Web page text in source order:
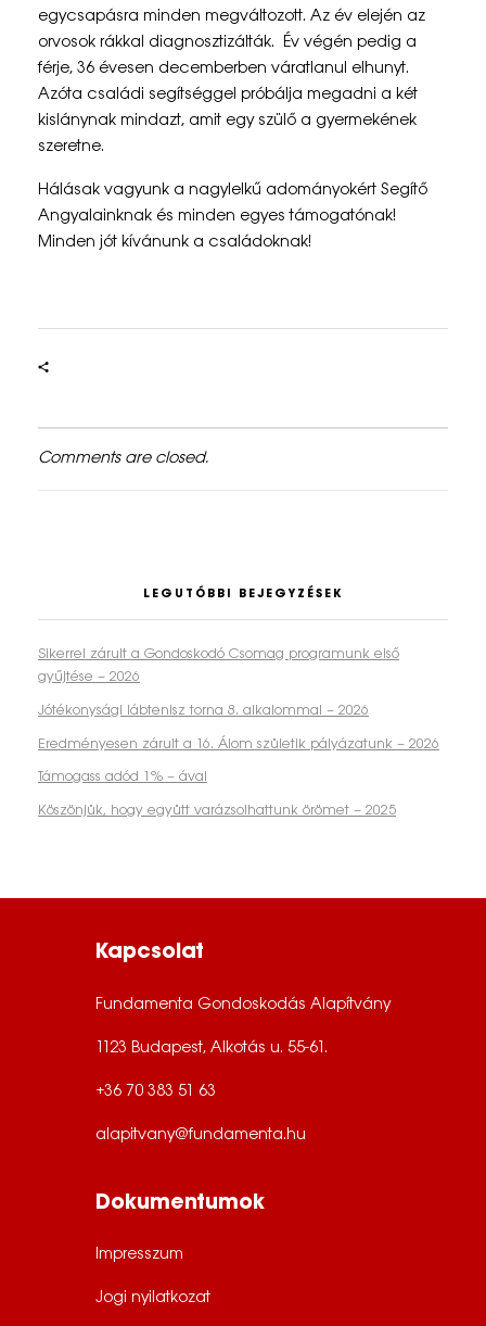
l
a
p
í
v
á
y
i
2
5
egycsapásra minden megváltozott. Az év elején az
orvosok rákkal diagnosztizálták. Év végén pedig a
férje, 36 évesen decemberben váratlanul elhunyt.
Azóta családi segítséggel próbálja megadni a két
kislánynak mindazt, amit egy szülő a gyermekének
szeretne.
Hálásak vagyunk a nagylelkű adományokért Segítő
Angyalainknak és minden egyes támogatónak!
Minden jót kívánunk a családoknak!
Comments are closed.
LEGUTÓBBI BEJEGYZÉSEK
Sikerrel zárult a Gondoskodó Csomag programunk első
gyűjtése – 2026
Jótékonysági lábtenisz torna 8. alkalommal – 2026
Eredményesen zárult a 16. Álom születik pályázatunk – 2026
Támogass adód 1% – ával
Köszönjük, hogy együtt varázsolhattunk örömet – 2025
Kapcsolat
Fundamenta Gondoskodás Alapítvány
1123 Budapest, Alkotás u. 55-61.
+36 70 383 51 63
alapitvany@fundamenta.hu
Dokumentumok
Impresszum
Jogi nyilatkozat